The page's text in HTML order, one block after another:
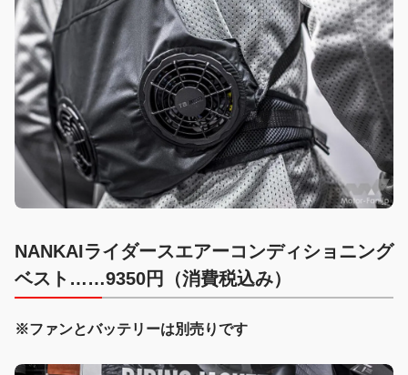
NANKAIライダースエアーコンディショニング
ベスト……9350円（消費税込み）
※ファンとバッテリーは別売りです